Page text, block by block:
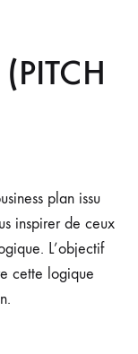
plan issu
inspirer de ceux
L’objectif
cette logique